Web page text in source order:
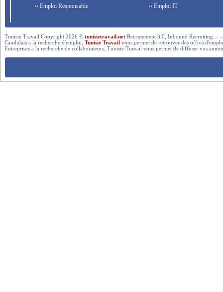
›› Emploi Responsable
›› Emploi IT
Tunisie Travail Copyright 2026 ©tunisietravail.net Recrutement 3.0, Inbound Recruiting .-
Candidats a la recherche d'emploi,Tunisie Travail vous permet de retrouver des offres
Entreprises a la recherche de collaborateurs, Tunisie Travail vous permet de diffuser vos